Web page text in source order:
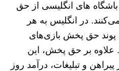
باشگاه های انگلیسی از حق
در انگلیس به هر
12.5 میلیون پوند حق پخش بازی‌های
علاوه بر حق پخش، این
و تبلیغات، درآمد روز